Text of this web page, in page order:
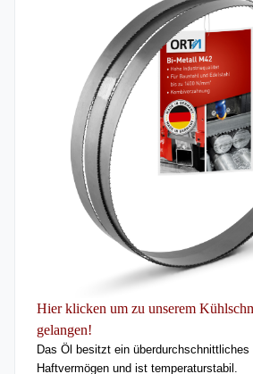
Hier klicken um zu unserem
gelangen!
Das Öl besitzt ein überdurchschnittliches
Haftvermögen und ist temperaturstabil.